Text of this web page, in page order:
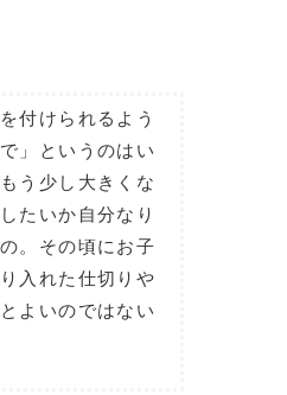
付けられるよう
」というのはい
う少し大きくな
たいか自分なり
。その頃にお子
入れた仕切りや
よいのではない